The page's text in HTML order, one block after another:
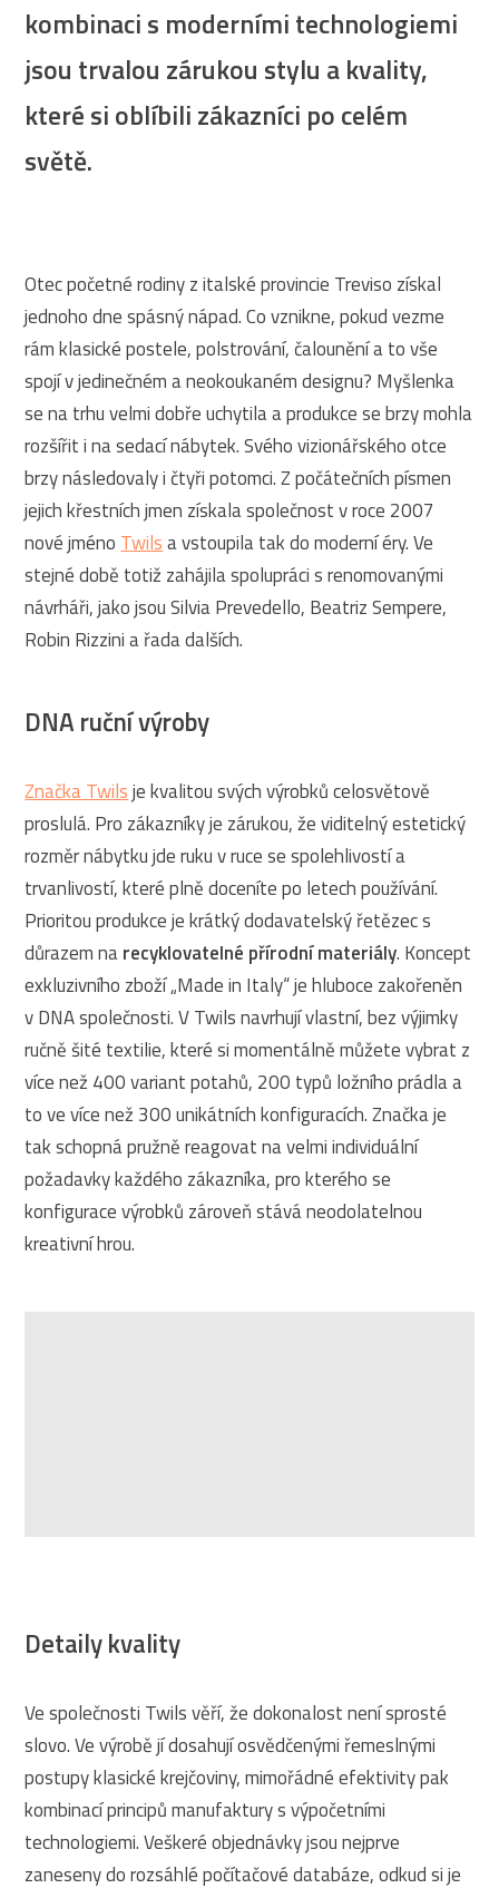
kombinaci s moderními technologiemi
jsou trvalou zárukou stylu a kvality,
které si oblíbili zákazníci po celém
světě.
Otec početné rodiny z italské provincie Treviso získal
jednoho dne spásný nápad. Co vznikne, pokud vezme
rám klasické postele, polstrování, čalounění a to vše
spojí v jedinečném a neokoukaném designu? Myšlenka
se na trhu velmi dobře uchytila a produkce se brzy mohla
rozšířit i na sedací nábytek. Svého vizionářského otce
brzy následovaly i čtyři potomci. Z počátečních písmen
jejich křestních jmen získala společnost v roce 2007
nové jménoTwilsa vstoupila tak do moderní éry. Ve
stejné době totiž zahájila spolupráci s renomovanými
návrháři, jako jsou Silvia Prevedello, Beatriz Sempere,
Robin Rizzini a řada dalších.
DNA ruční výroby
Značka Twilsje kvalitou svých výrobků celosvětově
proslulá. Pro zákazníky je zárukou, že viditelný estetický
rozměr nábytku jde ruku v ruce se spolehlivostí a
trvanlivostí, které plně doceníte po letech používání.
Prioritou produkce je krátký dodavatelský řetězec s
důrazem narecyklovatelné přírodní materiály. Koncept
exkluzivního zboží „Made in Italy“ je hluboce zakořeněn
v DNA společnosti. V Twils navrhují vlastní, bez výjimky
ručně šité textilie, které si momentálně můžete vybrat z
více než 400 variant potahů, 200 typů ložního prádla a
to ve více než 300 unikátních konfiguracích. Značka je
tak schopná pružně reagovat na velmi individuální
požadavky každého zákazníka, pro kterého se
konfigurace výrobků zároveň stává neodolatelnou
kreativní hrou.
Detaily kvality
Ve společnosti Twils věří, že dokonalost není sprosté
slovo. Ve výrobě jí dosahují osvědčenými řemeslnými
postupy klasické krejčoviny, mimořádné efektivity pak
kombinací principů manufaktury s výpočetními
technologiemi. Veškeré objednávky jsou nejprve
zaneseny do rozsáhlé počítačové databáze, odkud si je